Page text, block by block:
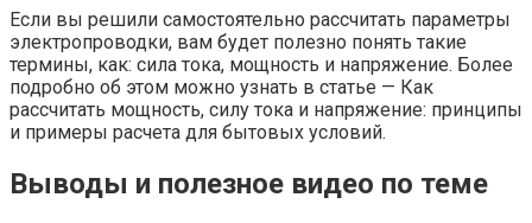
Если вы решили самостоятельно рассчитать параметры
электропроводки, вам будет полезно понять такие
термины, как: сила тока, мощность и напряжение. Более
подробно об этом можно узнать в статье — Как
рассчитать мощность, силу тока и напряжение: принципы
и примеры расчета для бытовых условий.
Выводы и полезное видео по теме